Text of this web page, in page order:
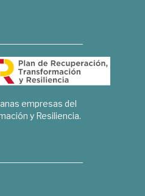
empresas del
y Resiliencia.